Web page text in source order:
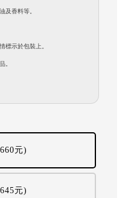
及香料等。
標示於包裝上。
。
元)
元)